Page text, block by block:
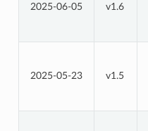
2025-06-05 v1.6
2025-05-23 v1.5